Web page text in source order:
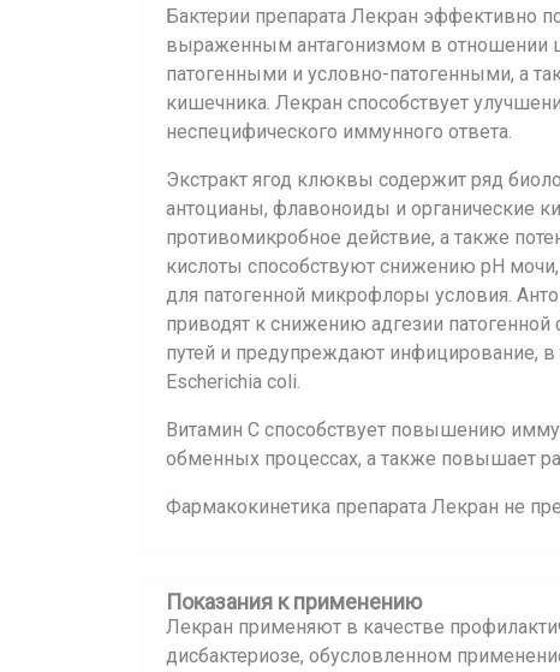
Бактерии препарата Лекран эффективно
выраженным антагонизмом в отношении
патогенными и условно-патогенными, а
кишечника. Лекран способствует
неспецифического иммунного ответа.
Экстракт ягод клюквы содержит ряд
антоцианы, флавоноиды и органические
противомикробное действие, а также
кислоты способствуют снижению рН
для патогенной микрофлоры условия.
приводят к снижению адгезии
путей и предупреждают инфицирование,
Escherichia coli.
Витамин С способствует повышению
обменных процессах, а также повышает
Фармакокинетика препарата Лекран не
Показания к применению
Лекран применяют в качестве
дисбактериозе, обусловленном